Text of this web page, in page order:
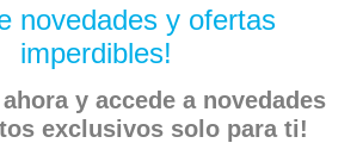
novedades y ofertas
imperdibles!
y accede a novedades
exclusivos solo para ti!
y Salado Alfajores y Conitos
Mini – 6 Unidades